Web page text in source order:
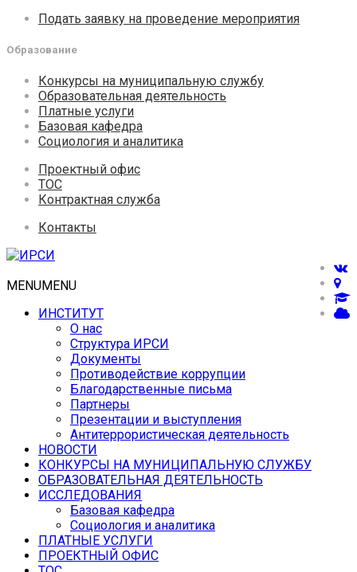
Подать заявку на проведение мероприятия
Образование
Конкурсы на муниципальную службу
Образовательная деятельность
Платные услуги
Базовая кафедра
Социология и аналитика
Проектный офис
ТОС
Контрактная служба
Контакты
MENUMENU
ИНСТИТУТ
О нас
Структура ИРСИ
Документы
Противодействие коррупции
Благодарственные письма
Партнеры
Презентации и выступления
Антитеррористическая деятельность
НОВОСТИ
КОНКУРСЫ НА МУНИЦИПАЛЬНУЮ СЛУЖБУ
ОБРАЗОВАТЕЛЬНАЯ ДЕЯТЕЛЬНОСТЬ
ИССЛЕДОВАНИЯ
Базовая кафедра
Социология и аналитика
ПЛАТНЫЕ УСЛУГИ
ПРОЕКТНЫЙ ОФИС